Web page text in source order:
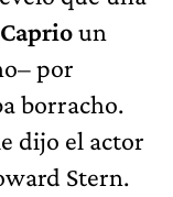
un
por
borracho.
dijo el actor
Stern.